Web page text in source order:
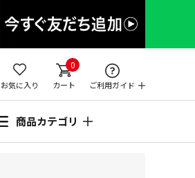
お気に入り
0
カート ご利用ガイド
商品カテゴリ